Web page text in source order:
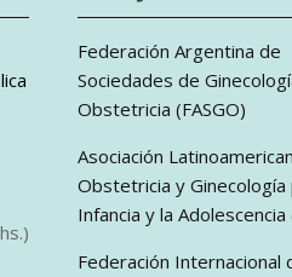
Federación Argentina de
Sociedades de
Obstetricia (FASGO)
Asociación
Obstetricia y Ginecología
Infancia y la Adolescencia
Federación Internacional